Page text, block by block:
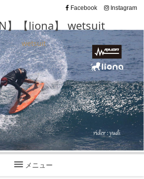
】【liona】 wetsuit
wetsuit
 メニュー
Facebook Instagram